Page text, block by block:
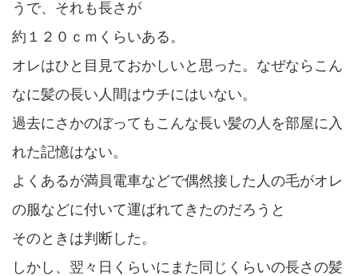
うで、それも長さが
約１２０ｃｍくらいある。
オレはひと目見ておかしいと思った。なぜならこん
なに髪の長い人間はウチにはいない。
過去にさかのぼってもこんな長い髪の人を部屋に入
れた記憶はない。
よくあるが満員電車などで偶然接した人の毛がオレ
の服などに付いて運ばれてきたのだろうと
そのときは判断した。
しかし、翌々日くらいにまた同じくらいの長さの髪